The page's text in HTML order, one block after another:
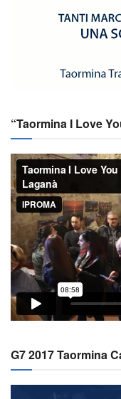
“Taormina I Love
G7 2017 Taormina